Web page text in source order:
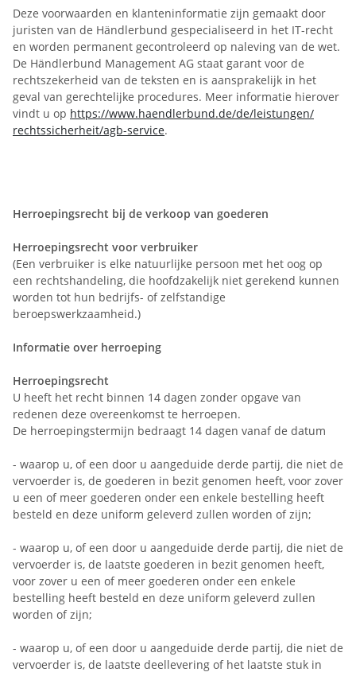
Deze voorwaarden en klanteninformatie zijn gemaakt door
juristen van de Händlerbund gespecialiseerd in het IT-recht
en worden permanent gecontroleerd op naleving van de wet.
De Händlerbund Management AG staat garant voor de
rechtszekerheid van de teksten en is aansprakelijk in het
geval van gerechtelijke procedures. Meer informatie hierover
vindt u op https://www.haendlerbund.de/de/leistungen/
rechtssicherheit/agb-service.
Herroepingsrecht bij de verkoop van goederen
Herroepingsrecht voor verbruiker
(Een verbruiker is elke natuurlijke persoon met het oog op
een rechtshandeling, die hoofdzakelijk niet gerekend kunnen
worden tot hun bedrijfs- of zelfstandige
beroepswerkzaamheid.)
Informatie over herroeping
Herroepingsrecht
U heeft het recht binnen 14 dagen zonder opgave van
redenen deze overeenkomst te herroepen.
De herroepingstermijn bedraagt 14 dagen vanaf de datum
- waarop u, of een door u aangeduide derde partij, die niet de
vervoerder is, de goederen in bezit genomen heeft, voor zover
u een of meer goederen onder een enkele bestelling heeft
besteld en deze uniform geleverd zullen worden of zijn;
- waarop u, of een door u aangeduide derde partij, die niet de
vervoerder is, de laatste goederen in bezit genomen heeft,
voor zover u een of meer goederen onder een enkele
bestelling heeft besteld en deze uniform geleverd zullen
worden of zijn;
- waarop u, of een door u aangeduide derde partij, die niet de
vervoerder is, de laatste deellevering of het laatste stuk in